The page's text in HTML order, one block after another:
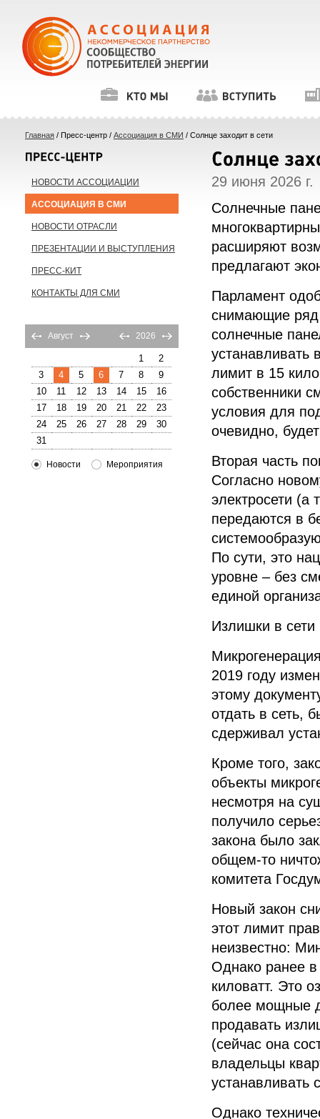
Главная / Пресс-центр / Ассоциация в СМИ / Солнце заходит в сети
29 июня 2026 г.
Солнечные
расширяют
предлагают
Парламент
снимающие ряд
солнечные
устанавливать
лимит в 15
собственники
условия для
очевидно,
Вторая часть
Согласно
электросети (а
передаются в
По сути, это
уровне – без
единой
Излишки в сети
2019 году
этому
отдать в сеть,
сдерживал
Кроме того,
объекты
несмотря на
получило
закона было
общем-то
комитета
Новый закон
этот лимит
неизвестно:
Однако ранее
киловатт. Это
более мощные
продавать
(сейчас она
владельцы
устанавливать
Однако
НОВОСТИ АССОЦИАЦИИ
АССОЦИАЦИЯ В СМИ
НОВОСТИ ОТРАСЛИ
ПРЕЗЕНТАЦИИ И ВЫСТУПЛЕНИЯ
ПРЕСС-КИТ
КОНТАКТЫ ДЛЯ СМИ
Август 2026
1
2
3
4 5 6 7 8
9
10
11 12 13 14 15
16
17
18 19 20 21 22
23
24
25 26 27 28 29
30
31
Новости Мероприятия